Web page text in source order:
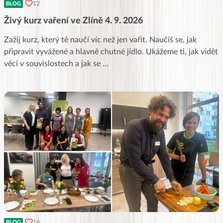
BLOG 12
Živý kurz vaření ve Zlíně 4. 9. 2026
Zažij kurz, který tě naučí víc než jen vařit. Naučíš se, jak
připravit vyvážené a hlavně chutné jídlo. Ukážeme ti, jak vidět
věci v souvislostech a jak se ...